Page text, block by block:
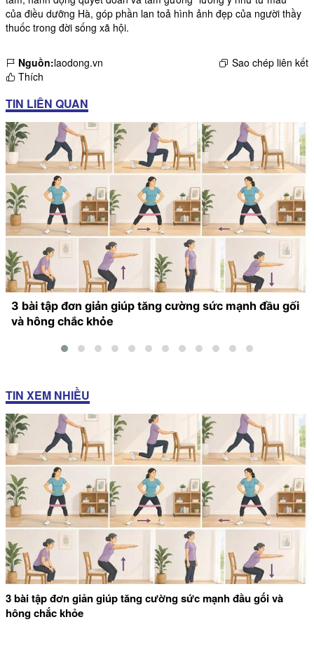
của điều dưỡng Hà, góp phần lan toả hình ảnh đẹp của người thầy
thuốc trong đời sống xã hội.
Nguồn:laodong.vn
Sao chép liên kết
Thích
TIN LIÊN QUAN
3 bài tập đơn giản giúp tăng cường sức mạnh đầu gối
và hông chắc khỏe
TIN XEM NHIỀU
3 bài tập đơn giản giúp tăng cường sức mạnh đầu gối và
hông chắc khỏe